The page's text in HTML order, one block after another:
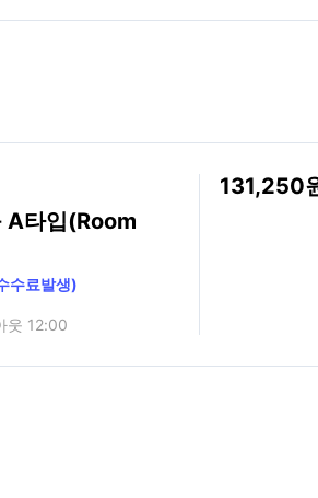
A타입(Room
수료발생)
웃 12:00
131,250